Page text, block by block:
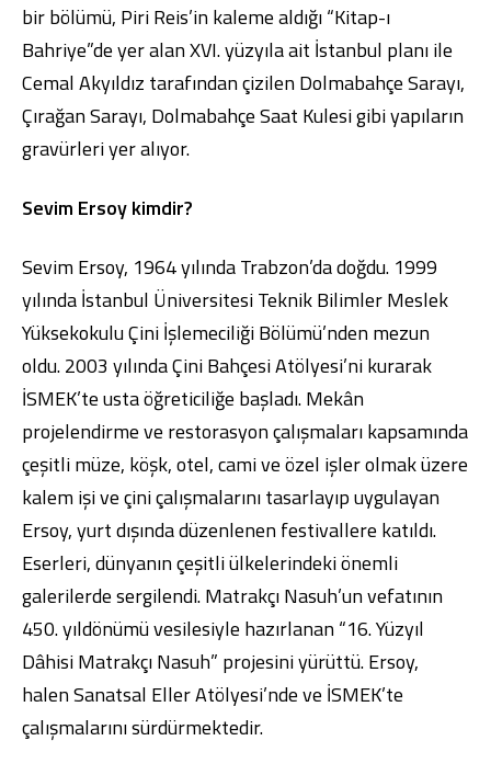
bir bölümü, Piri Reis’in kaleme aldığı “Kitap-ı
Bahriye”de yer alan XVI. yüzyıla ait İstanbul planı ile
Cemal Akyıldız tarafından çizilen Dolmabahçe Sarayı,
Çırağan Sarayı, Dolmabahçe Saat Kulesi gibi yapıların
gravürleri yer alıyor.
Sevim Ersoy kimdir?
Sevim Ersoy, 1964 yılında Trabzon’da doğdu. 1999
yılında İstanbul Üniversitesi Teknik Bilimler Meslek
Yüksekokulu Çini İşlemeciliği Bölümü’nden mezun
oldu. 2003 yılında Çini Bahçesi Atölyesi’ni kurarak
İSMEK’te usta öğreticiliğe başladı. Mekân
projelendirme ve restorasyon çalışmaları kapsamında
çeşitli müze, köşk, otel, cami ve özel işler olmak üzere
kalem işi ve çini çalışmalarını tasarlayıp uygulayan
Ersoy, yurt dışında düzenlenen festivallere katıldı.
Eserleri, dünyanın çeşitli ülkelerindeki önemli
galerilerde sergilendi. Matrakçı Nasuh’un vefatının
450. yıldönümü vesilesiyle hazırlanan “16. Yüzyıl
Dâhisi Matrakçı Nasuh” projesini yürüttü. Ersoy,
halen Sanatsal Eller Atölyesi’nde ve İSMEK’te
çalışmalarını sürdürmektedir.